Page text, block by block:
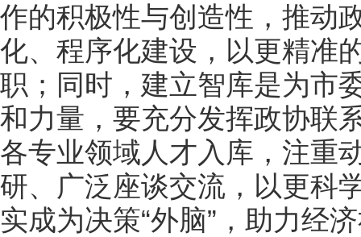
作的积极性与创造性，推动
化、程序化建设，以更精准
职；同时，建立智库是为市
和力量，要充分发挥政协联
各专业领域人才入库，注重
研、广泛座谈交流，以更科
实成为决策“外脑”，助力经